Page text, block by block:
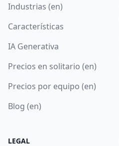
Industrias (en)
Características
IA Generativa
Precios en solitario (en)
Precios por equipo (en)
Blog (en)
LEGAL